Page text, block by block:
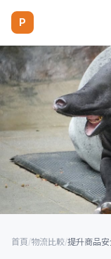
P
首頁/物流比較/提升商品